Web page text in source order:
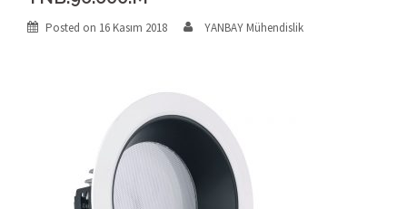
Posted on 16 Kasım 2018 YANBAY Mühendislik